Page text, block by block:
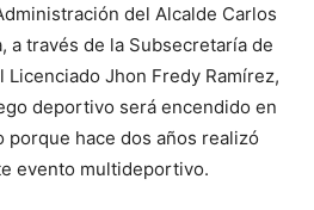
del Alcalde Carlos
a través de la Subsecretaría de
Jhon Fredy Ramírez,
deportivo será encendido en
hace dos años realizó
evento multideportivo.